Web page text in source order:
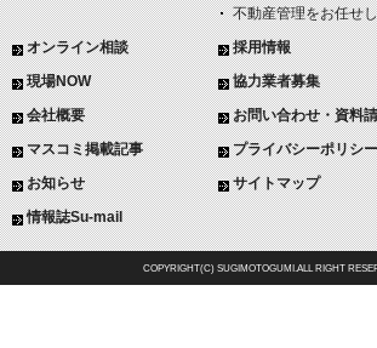
不動産管理をお任せ
オンライン相談
現場NOW
会社概要
マスコミ掲載記事
お知らせ
情報誌Su-mail
採用情報
協力業者募集
お問い合わせ・資料
プライバシーポリシー
サイトマップ
COPYRIGHT(C) SUGIMOTOGUMI.ALL RIGHT